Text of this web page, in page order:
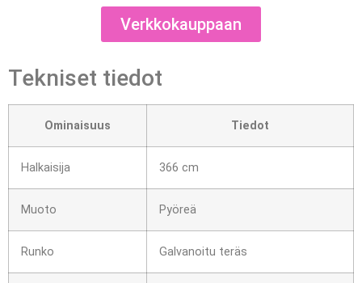
Verkkokauppaan
Tekniset tiedot
Ominaisuus Tiedot
Halkaisija 366 cm
Muoto Pyöreä
Runko Galvanoitu teräs